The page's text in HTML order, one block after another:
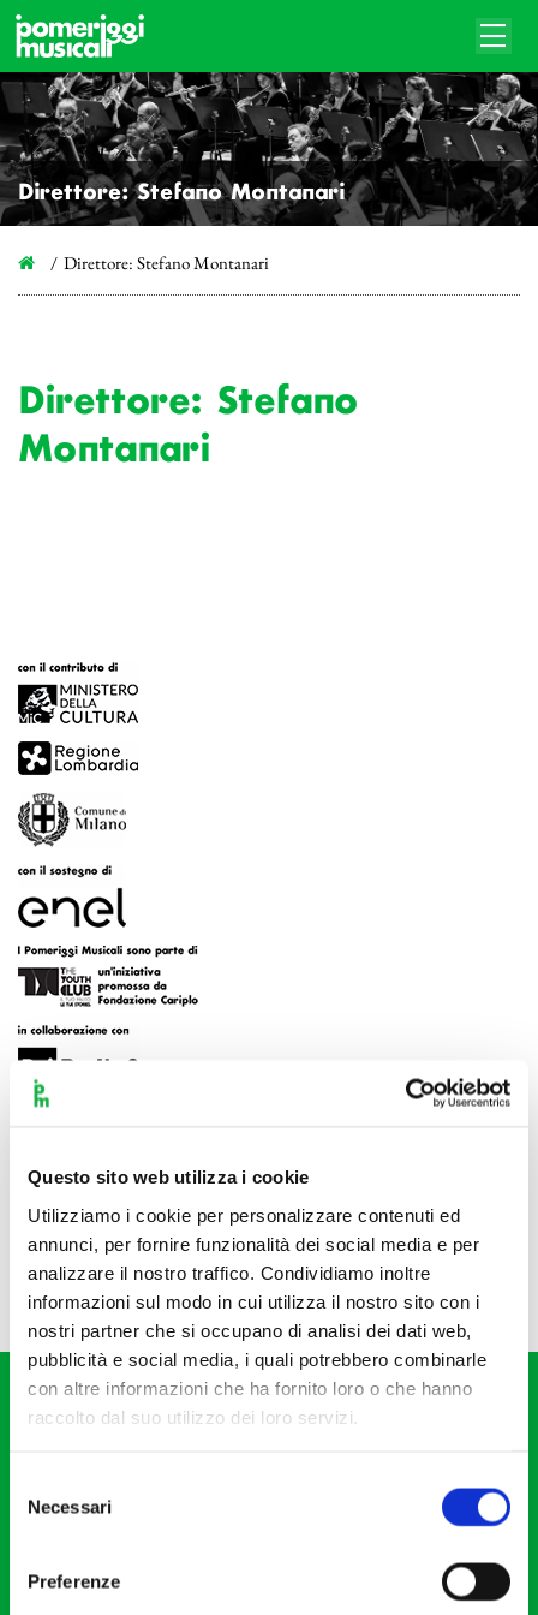
Questo sito web utilizza i cookie
Utilizziamo i cookie per personalizzare contenuti ed
annunci, per fornire funzionalità dei social media e per
analizzare il nostro traffico. Condividiamo inoltre
informazioni sul modo in cui utilizza il nostro sito con i
nostri partner che si occupano di analisi dei dati web,
pubblicità e social media, i quali potrebbero combinarle
con altre informazioni che ha fornito loro o che hanno
raccolto dal suo utilizzo dei loro servizi.
delNecessari
Preferenze
Direttore: Stefano Montanari
Direttore: Stefano Montanari
Direttore: Stefano
Montanari
20121 Milano